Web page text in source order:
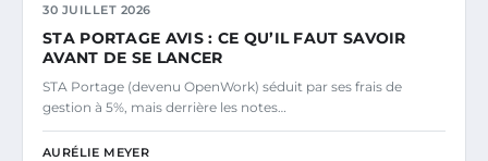
30 JUILLET 2026
STA PORTAGE AVIS : CE QU’IL FAUT SAVOIR
AVANT DE SE LANCER
STA Portage (devenu OpenWork) séduit par ses frais de
gestion à 5%, mais derrière les notes…
AURÉLIE MEYER